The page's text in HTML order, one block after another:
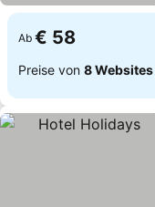
Ab € 58
Preise von 8 Websites